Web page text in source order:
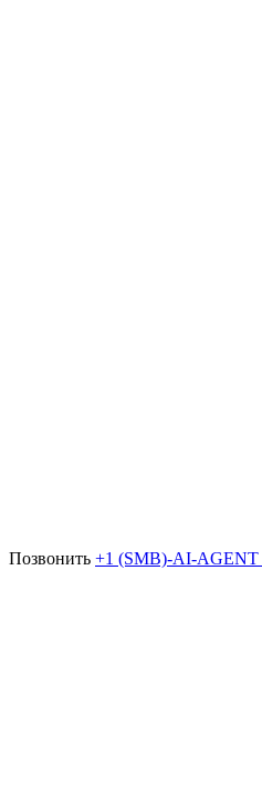
Позвонить +1 (SMB)-AI-AGENT